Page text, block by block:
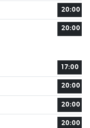
20:00
20:00
17:00
20:00
20:00
20:00